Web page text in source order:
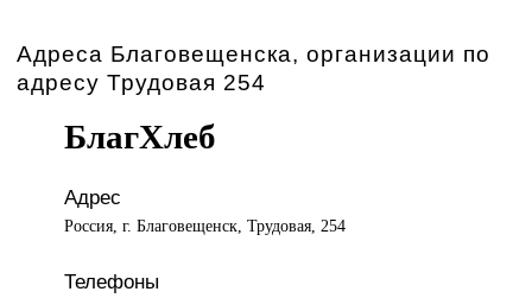
Адреса Благовещенска, организации по
адресу Трудовая 254
БлагХлеб
Адрес
Россия, г. Благовещенск, Трудовая, 254
Телефоны